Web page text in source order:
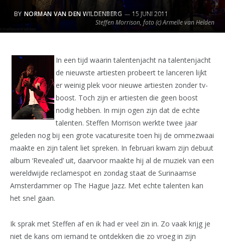
Steffen Morrison, foto (c) Armelle van Helden
BY NORMAN VAN DEN WILDENBERG 15 JUNI 2011
In een tijd waarin talentenjacht na talentenjacht
de nieuwste artiesten probeert te lanceren lijkt
er weinig plek voor nieuwe artiesten zonder tv-
boost. Toch zijn er artiesten die geen boost
nodig hebben. In mijn ogen zijn dat de echte
talenten. Steffen Morrison werkte twee jaar
geleden nog bij een grote vacaturesite toen hij de ommezwaai
maakte en zijn talent liet spreken. In februari kwam zijn debuut
album ‘Revealed’ uit, daarvoor maakte hij al de muziek van een
wereldwijde reclamespot en zondag staat de Surinaamse
Amsterdammer op The Hague Jazz. Met echte talenten kan
het snel gaan.
Ik sprak met Steffen af en ik had er veel zin in. Zo vaak krijg je
niet de kans om iemand te ontdekken die zo vroeg in zijn